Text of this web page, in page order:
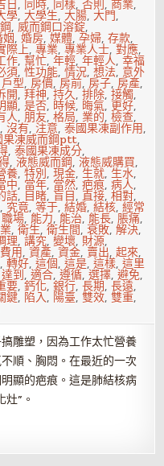
日, 同時, 同樣,否則,商業,
學,大學生,大腸,大門,
,威而鋼口溶錠,
姻,婚房,媒體,孕婦,存款,
際上,專業,專業人士,對應,
作,幫忙,年輕,年輕人,幸福
須,性功能,情況,想法, 意外
戶型,房價,房前,房子,房產,
開,拜神,持久,排除,接觸,
顯,是否, 時候, 晦氣, 更好,
人,朋友,格局, 業的,檢查,
,沒有, 注意,泰國果凍副作用,
果凍威而鋼ptt,
,泰國果凍成分,
,液態威而鋼,液態威購買,
養,特別,現金,生就,生水,
中, 當年, 當然,疤痕,病人,
話, 目睹,盲目,直接,相對,
, 究竟,等于,結婚,結核,經常
職場, 能力, 能治, 能長,脹痛,
,衛生,衛生間,衰敗,解決,
理,講究,變壞, 財源,
費用,資產,資金, 賣出,起來,
,轉好,這個,這是,這樣,這里
達到,適合,遵循,選擇,避免,
要,鈣化,銀行,長期,長遠,
鍵, 陷入, 陽臺,雙效,雙重,
雕塑，因為工作太忙營養
順、胸悶。在最近的一次
顯的疤痕。這是肺結核病
”。